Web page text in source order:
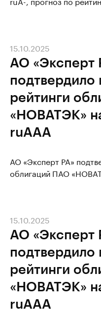
АО «Эксперт
подтвердило
рейтинги
«НОВАТЭК»
ruAAA
15.10.2025
АО «Эксперт РА»
облигаций ПАО
АО «Эксперт
подтвердило
рейтинги
«НОВАТЭК»
ruAAA
15.10.2025